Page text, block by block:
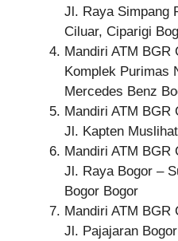
Jl. Raya Simpang
Ciluar, Ciparigi
Mandiri ATM BGR
Komplek Purimas
Mercedes Benz
Mandiri ATM BGR
Jl. Kapten
Mandiri ATM BGR
Jl. Raya Bogor –
Bogor Bogor
Mandiri ATM BGR
Jl. Pajajaran Bogor